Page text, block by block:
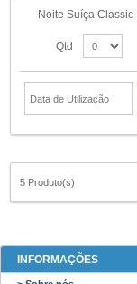
Noite Suíça
Qtd
5 Produto(s)
INFORMAÇÕES